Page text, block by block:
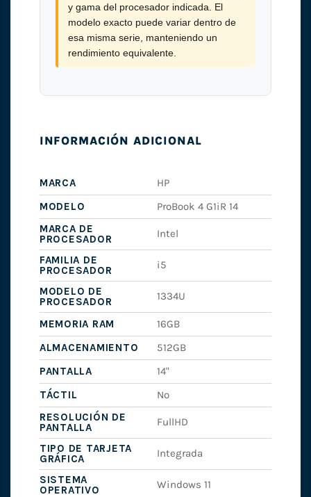
y gama del procesador indicada. El
modelo exacto puede variar dentro de
esa misma serie, manteniendo un
rendimiento equivalente.
INFORMACIÓN ADICIONAL
MARCA
HP
MODELO
ProBook 4 G1iR 14
MARCA DE
PROCESADOR
Intel
FAMILIA DE
PROCESADOR
i5
MODELO DE
PROCESADOR
1334U
MEMORIA RAM
16GB
ALMACENAMIENTO
512GB
PANTALLA
14"
TÁCTIL
No
RESOLUCIÓN DE
PANTALLA
FullHD
TIPO DE TARJETA
GRÁFICA
Integrada
SISTEMA
OPERATIVO
Windows 11